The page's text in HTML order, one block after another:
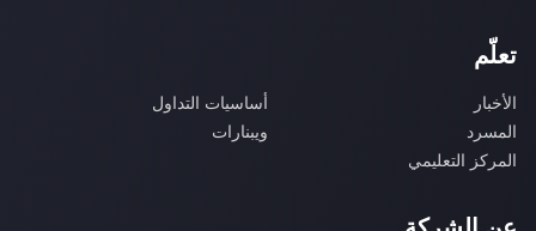
تعلّم
الأخبار
أساسيات التداول
المسرد
ويبنارات
المركز التعليمي